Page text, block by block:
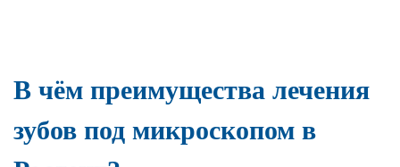
В чём преимущества лечения
зубов под микроскопом в